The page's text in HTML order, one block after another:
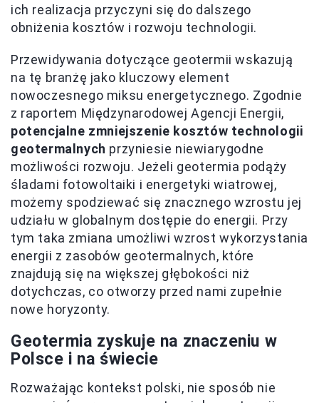
ich realizacja przyczyni się do dalszego
obniżenia kosztów i rozwoju technologii.
Przewidywania dotyczące geotermii wskazują
na tę branżę jako kluczowy element
nowoczesnego miksu energetycznego. Zgodnie
z raportem Międzynarodowej Agencji Energii,
potencjalne zmniejszenie kosztów technologii
geotermalnych przyniesie niewiarygodne
możliwości rozwoju. Jeżeli geotermia podąży
śladami fotowoltaiki i energetyki wiatrowej,
możemy spodziewać się znacznego wzrostu jej
udziału w globalnym dostępie do energii. Przy
tym taka zmiana umożliwi wzrost wykorzystania
energii z zasobów geotermalnych, które
znajdują się na większej głębokości niż
dotychczas, co otworzy przed nami zupełnie
nowe horyzonty.
Geotermia zyskuje na znaczeniu w
Polsce i na świecie
Rozważając kontekst polski, nie sposób nie